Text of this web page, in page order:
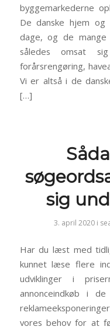
byggemarkederne
De danske hjem
dage, og de
således omsat
forårsrengøring,
Vi er altså i de
[…]
sig
3. april 2020 i
Har du læst med
kunnet læse flere
udviklinger i
annonceindkøb i
vores behov for at